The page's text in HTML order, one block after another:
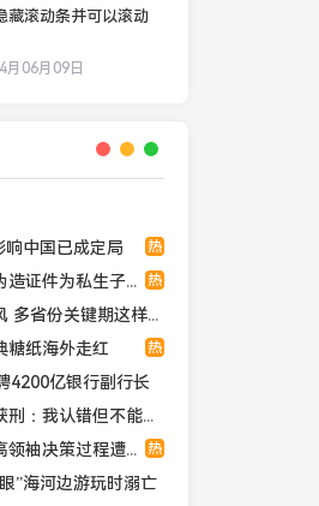
藏滚动条并可以滚动
月06月09日
热
响中国已成定局
热
儿子举报父亲伪造证件为私生子落户
防大汛防强台风 多省份关键期这样做
热
糖纸海外走红
4200亿银行副行长
儿科医生漏诊获刑：我认错但不能认罪
热
伊朗总统：最高领袖决策过程遭人利用
”海河边游玩时溺亡